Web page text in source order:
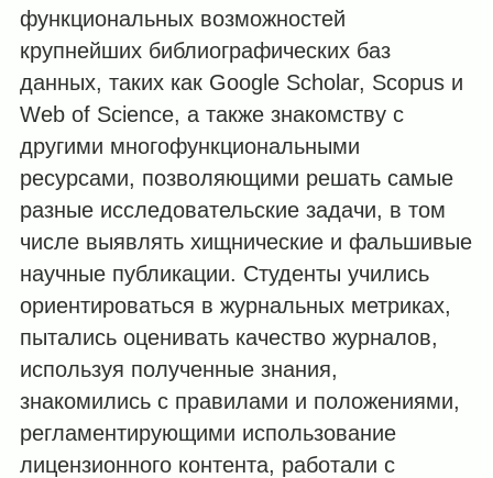
функциональных возможностей
крупнейших библиографических баз
данных, таких как Google Scholar, Scopus и
Web of Science, а также знакомству с
другими многофункциональными
ресурсами, позволяющими решать самые
разные исследовательские задачи, в том
числе выявлять хищнические и фальшивые
научные публикации. Студенты учились
ориентироваться в журнальных метриках,
пытались оценивать качество журналов,
используя полученные знания,
знакомились с правилами и положениями,
регламентирующими использование
лицензионного контента, работали с